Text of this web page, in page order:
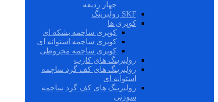
چهار ردیفه
SKF رولبرینگ
کوپری ها
کوپری ساچمه بشکه ای
کوپری ساچمه استوانه ای
کوپری ساچمه مخروطی
رولبرینگ های کارب
رولبرینگ های کف گرد ساچمه
استوانه ای
رولبرینگ های کف گرد ساچمه
سوزنی